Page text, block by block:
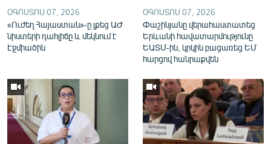
ՕԳՈՍՏՈՍ 07, 2026
«Ուժեղ Հայաստան»-ը լքեց ԱԺ
նիստերի դահլիճը և մեկնում է
Էջմիածին
ՕԳՈՍՏՈՍ 07, 2026
Փաշինյանը վերահաստատեց
Երևանի հավատարմությունը
ԵԱՏՄ-ին, կրկին բացառեց ԵՄ
հարցով հանրաքվեն